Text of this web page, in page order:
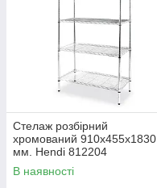
Стелаж розбірний
хромований 910х455х1830
мм. Hendi 812204
В наявності